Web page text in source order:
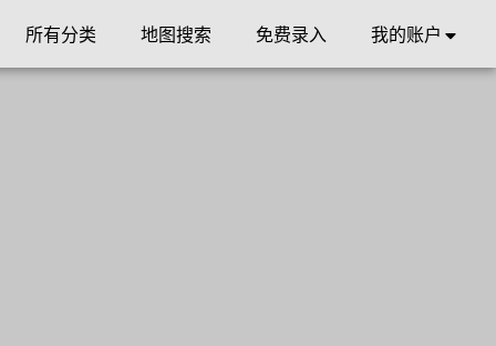
所有分类 地图搜索 免费录入 我的账户